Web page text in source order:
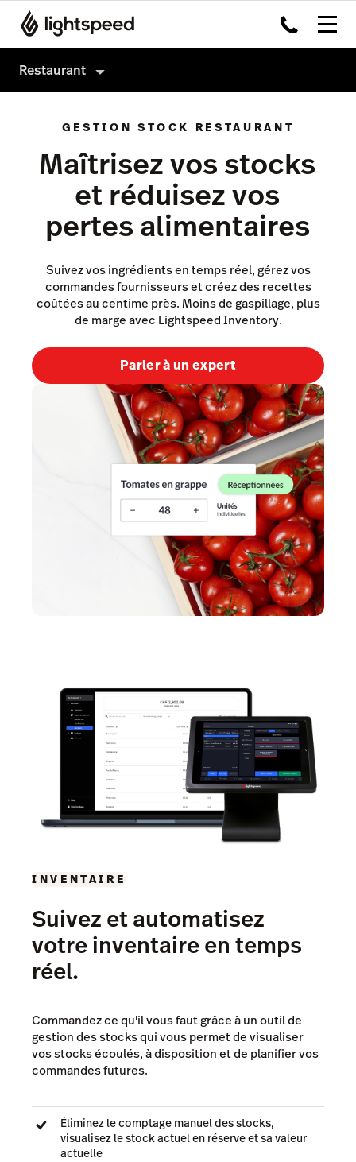
Restaurant
Order Anywhere
Payments
Advanced Insights
Écran d’Affichage Cuisine
Pulse app
Reservations
Tempo
Benchmarks & Trends
Matériel
Intégrations
Multi-site
GESTION STOCK RESTAURANT
Maîtrisez vos stocks
et réduisez vos
pertes alimentaires
Suivez vos ingrédients en temps réel, gérez vos
commandes fournisseurs et créez des recettes
coûtées au centime près. Moins de gaspillage, plus
de marge avec Lightspeed Inventory.
Parler à un expert
INVENTAIRE
Suivez et automatisez
votre inventaire en temps
réel.
Commandez ce qu'il vous faut grâce à un outil de
gestion des stocks qui vous permet de visualiser
vos stocks écoulés, à disposition et de planifier vos
commandes futures.
Éliminez le comptage manuel des stocks,
visualisez le stock actuel en réserve et sa valeur
actuelle